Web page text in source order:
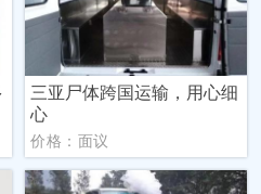
三亚尸体跨国运输，用心细
心
价格：面议